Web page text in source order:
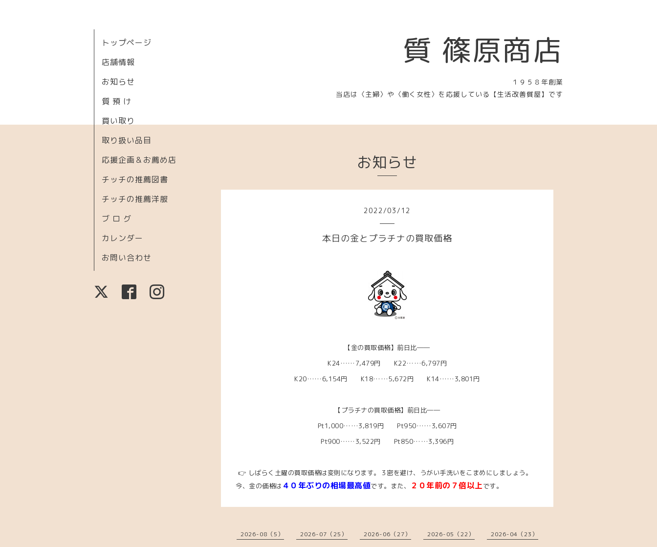
質 篠原商店
１９５８年創業
当店は〈主婦〉や〈働く女性〉を応援している【生活改善質屋】です
トップページ
店舗情報
お知らせ
質 預 け
買い取り
取り扱い品目
応援企画＆お薦め店
チッチの推薦図書
チッチの推薦洋服
ブ ロ グ
カレンダー
お問い合わせ
お知らせ
2022/03/ 12
本日の金とプラチナの買取価格
【金の買取価格】前日比――
K24……7,479円 K22……6,797円
K20……6,154円 K18……5,672円 K14……3,801円
【プラチナの買取価格】前日比――
Pt1,000……3,819円 Pt950……3,607円
Pt900……3,522円 Pt850……3,396円
👉 しばらく土曜の買取価格は変則になります。
３密を避け、うがい手洗いをこまめにしましょう。
今、金の価格は ４０年ぶりの相場最高値です。また、 ２０年前の７倍以上です。
2026-08（5） 2026-07（25） 2026-06（27） 2026-05（22） 2026-04（23）